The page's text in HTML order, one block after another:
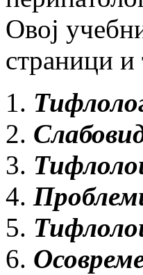
Овој
страници и